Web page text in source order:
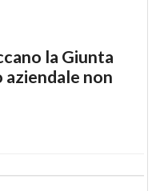
la Giunta
non